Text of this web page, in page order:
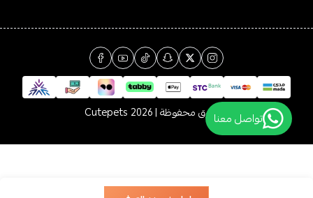
الحقوق محفوظة | 2026 Cutepets تواصل معنا